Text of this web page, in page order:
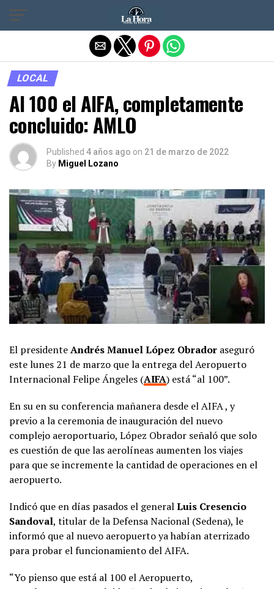
LOCAL
Al 100 el AIFA, completamente
concluido: AMLO
Published 4 años ago on 21 de marzo de 2022
By Miguel Lozano
El presidenteAndrés Manuel López Obrador aseguró
este lunes 21 de marzo que la entrega del Aeropuerto
Internacional Felipe Ángeles (AIFA) está “al 100”.
En su en su conferencia mañanera desde el AIFA , y
previo a la ceremonia de inauguración del nuevo
complejo aeroportuario, López Obrador señaló que solo
es cuestión de que las aerolíneas aumenten los viajes
para que se incremente la cantidad de operaciones en el
aeropuerto.
Indicó que en días pasados el generalLuis Cresencio
Sandoval, titular de la Defensa Nacional (Sedena), le
informó que al nuevo aeropuerto ya habían aterrizado
para probar el funcionamiento del AIFA.
“Yo pienso que está al 100 el Aeropuerto,
Salir de la versión móvil